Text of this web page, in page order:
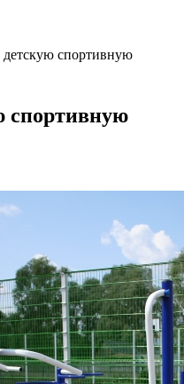
детскую спортивную
спортивную